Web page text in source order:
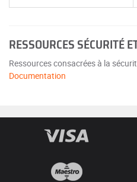
RESSOURCES SÉCURITÉ
Ressources consacrées à la
Documentation